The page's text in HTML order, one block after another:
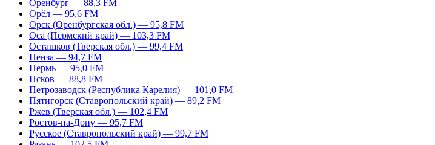
Оренбург — 88,3 FM
Орёл — 95,6 FM
Орск (Оренбургская обл.) — 95,8 FM
Оса (Пермский край) — 103,3 FM
Осташков (Тверская обл.) — 99,4 FM
Пенза — 94,7 FM
Пермь — 95,0 FM
Псков — 88,8 FM
Петрозаводск (Республика Карелия) — 101,0 FM
Пятигорск (Ставропольский край) — 89,2 FM
Ржев (Тверская обл.) — 102,4 FM
Ростов-на-Дону — 95,7 FM
Русское (Ставропольский край) — 99,7 FM